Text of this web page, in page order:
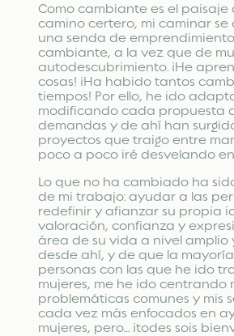
Como cambiante es el
camino certero, mi caminar se
una senda de
cambiante, a la vez que de
autodescubrimiento. ¡He
cosas! ¡Ha habido tantos
tiempos! Por ello, he ido
modificando cada propuesta
demandas y de ahí han
proyectos que traigo entre
poco a poco iré desvelando
Lo que no ha cambiado ha
de mi trabajo: ayudar a las
redefinir y afianzar su propia
valoración, confianza y
área de su vida a nivel amplio
desde ahí, y de que la
personas con las que he ido
mujeres, me he ido centrando
problemáticas comunes y mis
cada vez más enfocados en
mujeres, pero… ¡todes sois